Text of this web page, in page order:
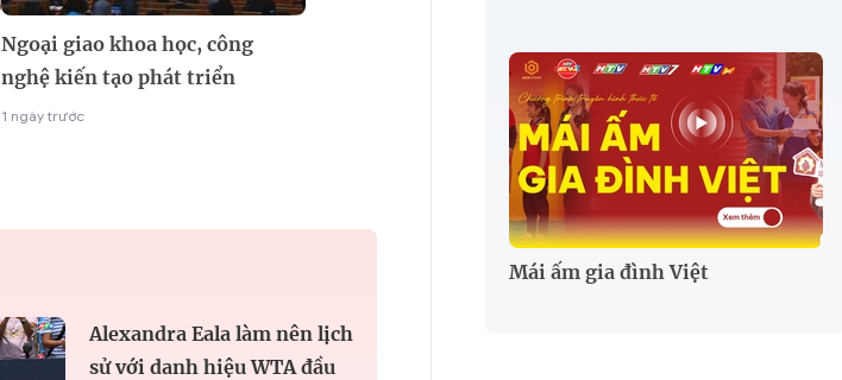
Ngoại giao khoa học, công
nghệ kiến tạo phát triển
1 ngày trước
Alexandra Eala làm nên lịch
sử với danh hiệu WTA đầu
Mái ấm gia đình Việt